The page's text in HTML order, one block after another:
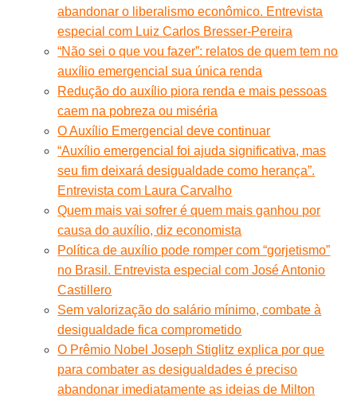
abandonar o liberalismo econômico. Entrevista
especial com Luiz Carlos Bresser-Pereira
“Não sei o que vou fazer”: relatos de quem tem no
auxílio emergencial sua única renda
Redução do auxílio piora renda e mais pessoas
caem na pobreza ou miséria
O Auxílio Emergencial deve continuar
“Auxílio emergencial foi ajuda significativa, mas
seu fim deixará desigualdade como herança”.
Entrevista com Laura Carvalho
Quem mais vai sofrer é quem mais ganhou por
causa do auxílio, diz economista
Política de auxílio pode romper com “gorjetismo”
no Brasil. Entrevista especial com José Antonio
Castillero
Sem valorização do salário mínimo, combate à
desigualdade fica comprometido
O Prêmio Nobel Joseph Stiglitz explica por que
para combater as desigualdades é preciso
abandonar imediatamente as ideias de Milton